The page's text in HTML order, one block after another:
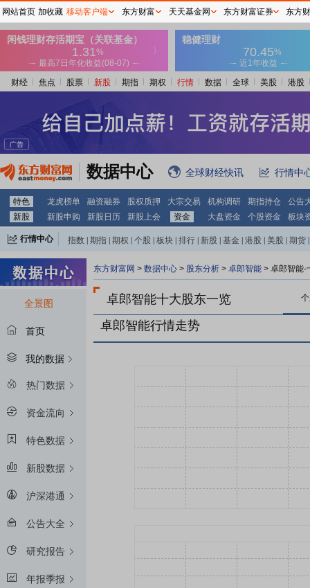
财经 焦点 股票 新股 期指 期权 行情 数据 全球 美股 港股
数据中心 全球财经快讯 行情中
特色 龙虎榜单 融资融券 股权质押 大宗交易 机构调研 期指持仓
公告
新股
新股申购 新股日历 新股上会 资金 大盘资金 个股资金 板块
行情中心 指数 期指 期权 个股 板块 排行 新股 基金 港股 美股 期货
全景图
首页
我的数据
热门数据
资金流向
特色数据
新股数据
沪深港通
公告大全
研究报告
年报季报
东方财富网 > 数据中心 > 股东分析 > 卓郎智能 > 卓郎智能-
卓郎智能十大股东一览
卓郎智能行情走势
网站首页 加收藏 移动客户端 东方财富 天天基金网 东方财富证券 东方